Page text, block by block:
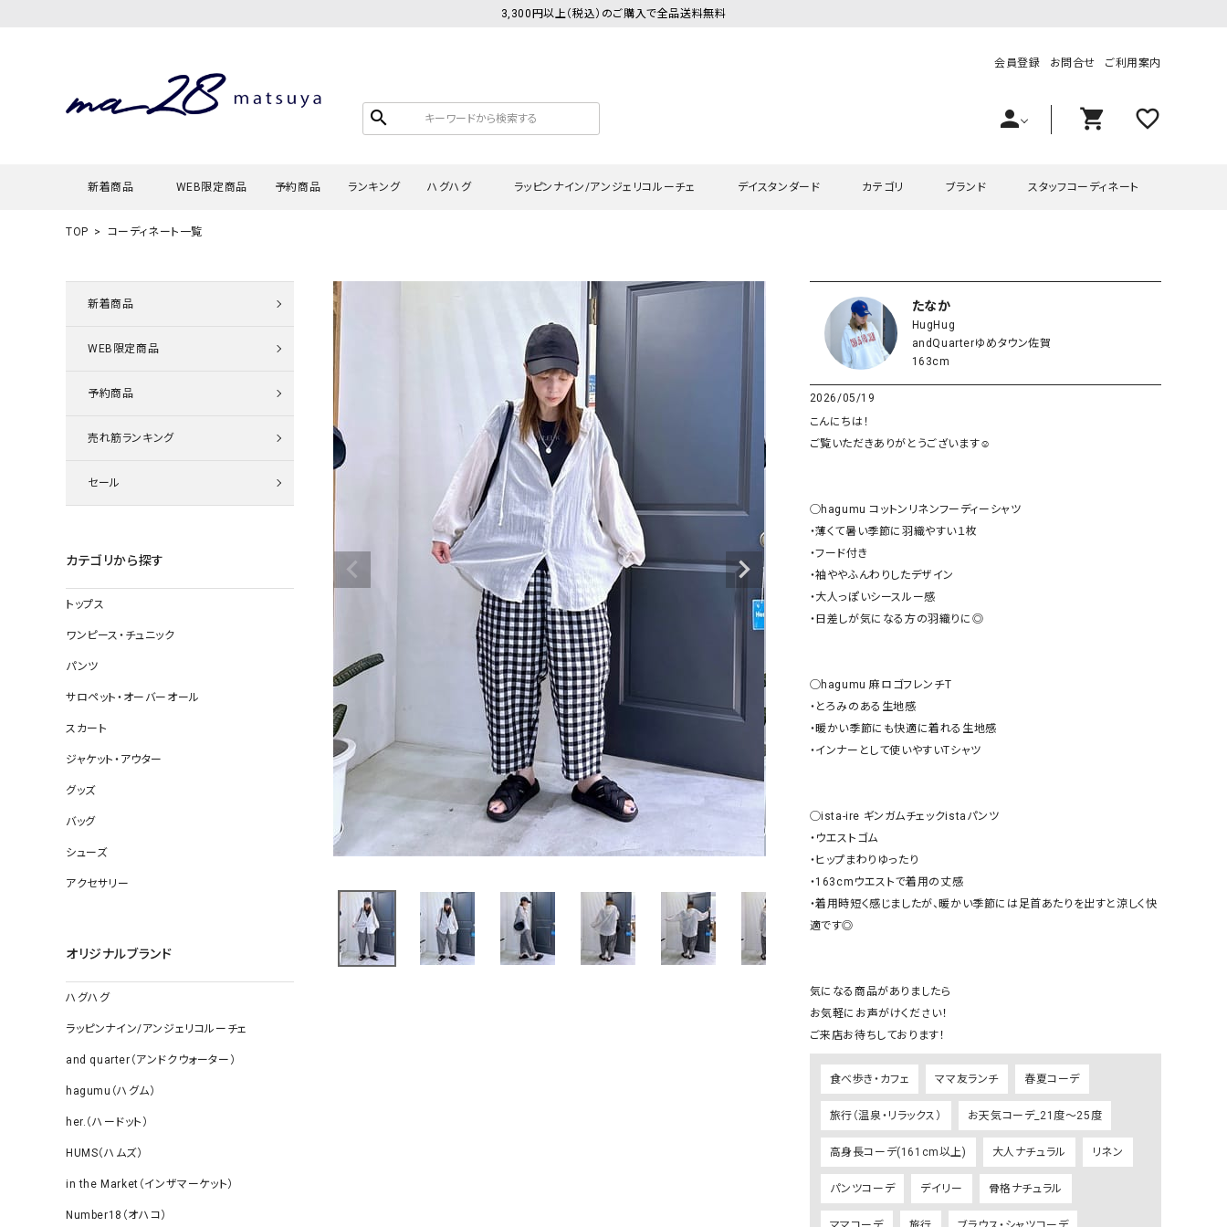
3,300円以上（税込）のご購入で全品送料無料
search
会員登録 お問合せ ご利用案内
person shopping_cart favorite_outline
新着商品 WEB限定商品 予約商品 ランキング ハグハグ
チュニック
ロング・マキシ丈
その他スカート
すべて見る
靴
その他雑貨
ラッピンナイン/アンジェリコルーチェ
タンクトップ・キャミソール
デニムパンツ
その他のパンツ
ロング・マキシ丈
ジャケット
その他アウター
すべて見る
デイスタンダード
チュニック
デニムパンツ その他スカート
すべて見る
靴
ソックス・その他雑貨
カテゴリ
ワンピース・チュニック
サロペット・オーバーオール
スカート
ジャケット・アウター
グッズ
ワンピース・チュニック
サロペット・オーバーオール
ジャケット・アウター
ブランド
ラッピンナイン/アンジェリコルーチェ
hagumu（ハグム）
her.（ハードット）
and quarter（アンドクウォーター） HUMS（ハムズ）
Wrapin nine9（ラッピンナイン）
1%（イチ パーセント）
1 metre carre（アンメートルキャレ ）
adidas（アディダス）
ASFVLT（アスファルト）
Antiquite's（アンティークス）
Audition（オーディション）
Champion（チャンピオン） RED CARD（レッドカード）
DENIM DUNGAREE（デニムダンガリー）
Deck（ディック） SUN VALLEY（サンバレー）
EVOL（イーボル）
SCOTCH&SODA（スコッチ
Emma Taylor（エマテイラー）
FLAVOR TEE（フレーバーティー）
スタッフコーディネート
TOP コーディネート一覧
新着商品
WEB限定商品
予約商品
売れ筋ランキング
セール
カテゴリから探す
トップス
ワンピース・チュニック
パンツ
サロペット・オーバーオール
スカート
ジャケット・アウター
グッズ
バッグ
シューズ
アクセサリー
オリジナルブランド
ハグハグ
ラッピンナイン/アンジェリコルーチェ
and quarter（アンドクウォーター）
hagumu（ハグム）
her.（ハードット）
HUMS（ハムズ）
in the Market（インザマーケット）
Number18（オハコ）
たなか
HugHug
andQuarterゆめタウン佐賀
163cm
2026/05/19
こんにちは！
ご覧いただきありがとうございます☺︎
◯hagumu コットンリネンフーディーシャツ
・薄くて暑い季節に羽織やすい１枚
・フード付き
・袖ややふんわりしたデザイン
・大人っぽいシースルー感
・日差しが気になる方の羽織りに◎
◯hagumu 麻ロゴフレンチT
・とろみのある生地感
・暖かい季節にも快適に着れる生地感
・インナーとして使いやすいTシャツ
◯ista-ire ギンガムチェックistaパンツ
・ウエストゴム
・ヒップまわりゆったり
・163cmウエストで着用の丈感
・着用時短く感じましたが、暖かい季節には足首あたりを出すと涼しく快
適です◎
気になる商品がありましたら
お気軽にお声がけください！
ご来店お待ちしております！
食べ歩き・カフェ ママ友ランチ 春夏コーデ
旅行（温泉・リラックス） お天気コーデ_21度～25度
高身長コーデ(161cm以上) 大人ナチュラル リネン
パンツコーデ デイリー 骨格ナチュラル